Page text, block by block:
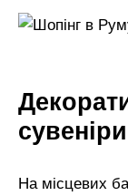
сувеніри
На місцевих